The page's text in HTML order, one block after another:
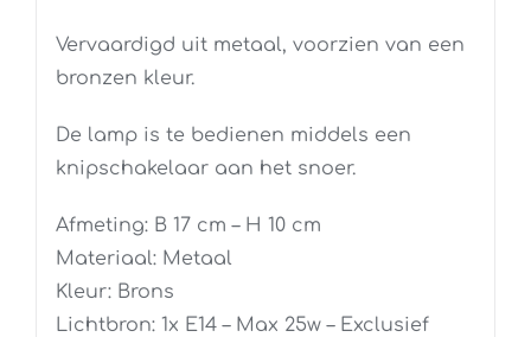
Vervaardigd uit metaal, voorzien van een
bronzen kleur.
De lamp is te bedienen middels een
knipschakelaar aan het snoer.
Afmeting: B 17 cm – H 10 cm
Materiaal: Metaal
Kleur: Brons
Lichtbron: 1x E14 – Max 25w – Exclusief